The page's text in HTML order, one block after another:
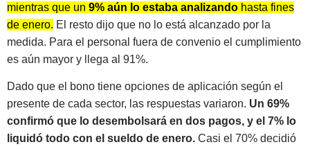
mientras que un 9% aún lo estaba analizando hasta fines
de enero. El resto dijo que no lo está alcanzado por la
medida. Para el personal fuera de convenio el cumplimiento
es aún mayor y llega al 91%.
Dado que el bono tiene opciones de aplicación según el
presente de cada sector, las respuestas variaron. Un 69%
confirmó que lo desembolsará en dos pagos, y el 7% lo
liquidó todo con el sueldo de enero. Casi el 70% decidió